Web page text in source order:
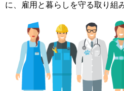
に、雇用と暮らしを守る取り組